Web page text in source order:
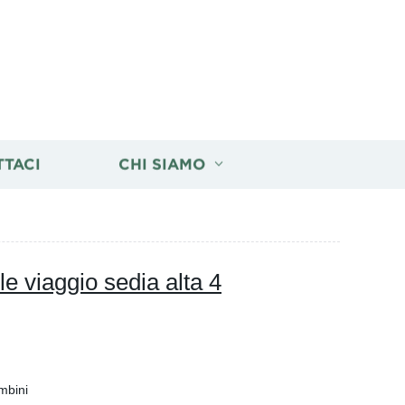
CHI SIAMO
viaggio sedia alta 4